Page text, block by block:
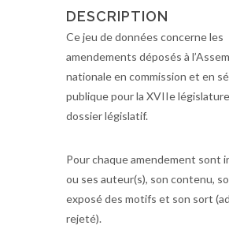
DESCRIPTION
Ce jeu de données concerne les
amendements déposés à
nationale en commission et en
publique pour la XVIIe
dossier législatif.
Pour chaque amendement sont
ou ses auteur(s), son contenu,
exposé des motifs et son sort
rejeté).